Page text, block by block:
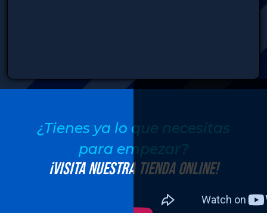
¿Tienes ya lo que necesitas
para empezar?
¡Visita nuestra tienda online!